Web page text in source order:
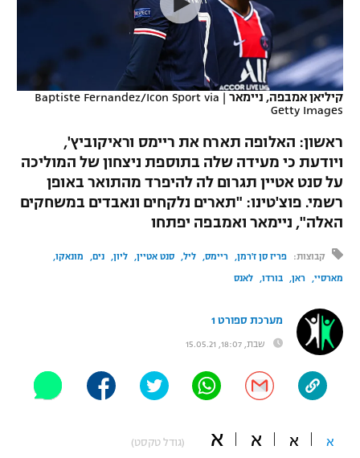
רץ ברשת
תוצאות
לוח שידורים
ברחבה
"מעל הליגה" – פודקאסט
"מחצית בשכונה" – פודקאסט
משתתפים וזוכים בפרסים
בית"ר ירושלים
מכבי תל אביב
הפועל תל אביב
הפועל חיפה
הפועל באר שבע
מכבי נתניה
בני יהודה
ליגה איטלקית
ליגה צרפתית
ליגה הולנדית
ליגה סינית
ליגה ברזילאית
הפועל חולון
הפועל ירושלים
דני אבדיה
כדוריד
כדורעף
שחייה
אגרוף
ספורט אולימפי
UFC
היאבקות WWE
אופניים
כדורמים
פוטבול אמריקאי NFL
קיליאן אמבפה, ניימאר |
Baptiste Fernandez/Icon Sport via
Getty Images
ראשון: האלופה תארח את ריימס וראיקוביץ',
ויודעת כי מעידה שלה בתוספת ניצחון של המוליכה
על סנט אטיין תגרום לה להיפרד מהתואר באופן
רשמי. פוצ'טינו: "תארים נלקחים ונאבדים במשחקים
האלה", ניימאר ואמבפה יפתחו
קבוצות: פריז סן ז'רמן ריימס ליל סנט אטיין ליון נים מונאקו
מארסיי ראן בורדו לאנס
מערכת ספורט 1
שבת, 18:07, 15.05.21
א א א א (גודל טקסט)